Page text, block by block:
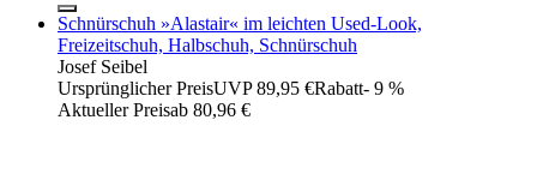
Schnürschuh »Alastair« im leichten Used-Look,
Freizeitschuh, Halbschuh, Schnürschuh
Josef Seibel
Ursprünglicher PreisUVP 89,95 €Rabatt- 9 %
Aktueller Preisab 80,96 €